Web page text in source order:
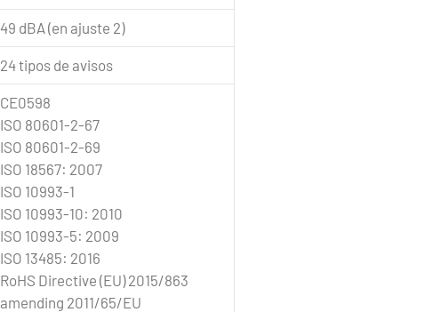
49 dBA (en ajuste 2)
24 tipos de avisos
CE0598
ISO 80601-2-67
ISO 80601-2-69
ISO 18567: 2007
ISO 10993-1
ISO 10993-10: 2010
ISO 10993-5: 2009
ISO 13485: 2016
RoHS Directive (EU) 2015/863
amending 2011/65/EU